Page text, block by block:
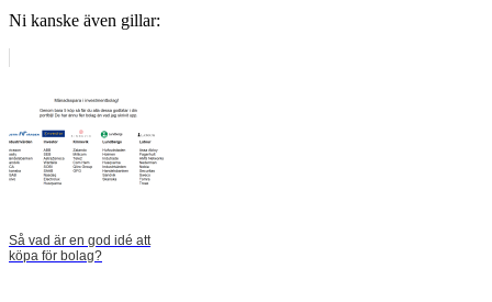
Ni kanske även gillar:
Så vad är en god idé att
köpa för bolag?